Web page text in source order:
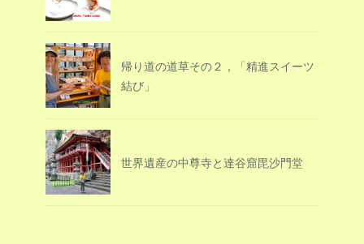
帰り道の道草その２，「精進スイーツ
結び」
世界遺産の中尊寺と達谷窟毘沙門堂